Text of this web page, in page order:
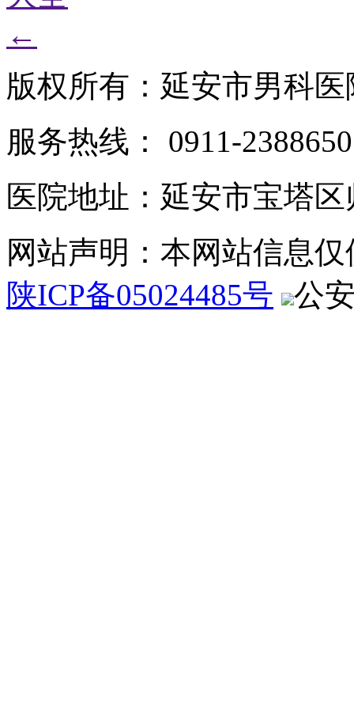
←
版权所有：延安市男科医
服务热线： 0911-2388650
医院地址：延安市宝塔
网站声明：本网站信息
陕ICP备05024485号
公